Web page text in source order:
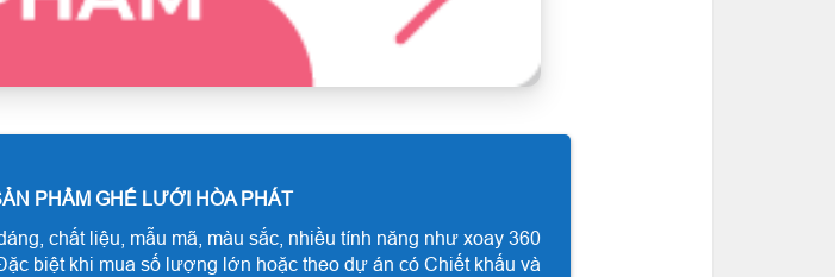
PHẨM GHẾ LƯỚI HÒA PHÁT
chất liệu, mẫu mã, màu sắc, nhiều tính năng như xoay 360
biệt khi mua số lượng lớn hoặc theo dự án có Chiết khấu và